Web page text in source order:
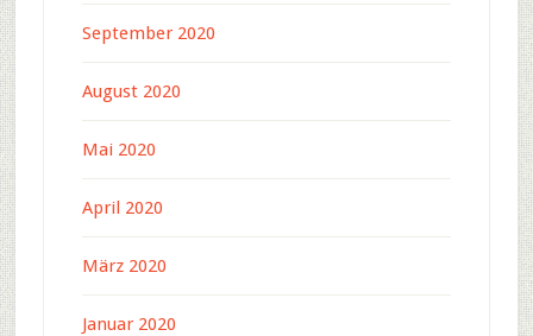
September 2020
August 2020
Mai 2020
April 2020
März 2020
Januar 2020